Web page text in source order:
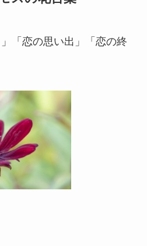
「恋の思い出」「恋の終